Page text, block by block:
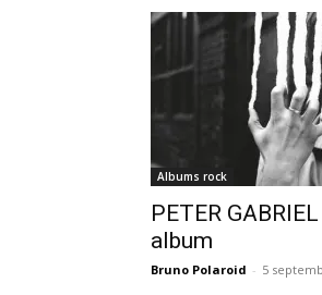
Albums rock
PETER
album
Bruno Polaroid - 5